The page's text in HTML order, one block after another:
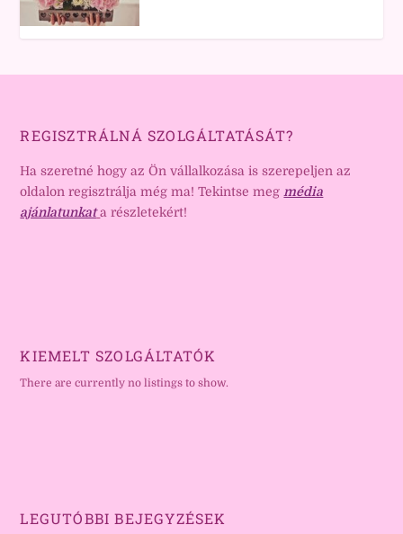
REGISZTRÁLNÁ SZOLGÁLTATÁSÁT?
Ha szeretné hogy az Ön vállalkozása is szerepeljen az
oldalon regisztrálja még ma! Tekintse meg média
ajánlatunkat a részletekért!
KIEMELT SZOLGÁLTATÓK
There are currently no listings to show.
LEGUTÓBBI BEJEGYZÉSEK